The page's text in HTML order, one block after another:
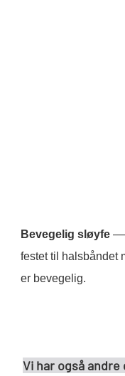
Bevegelig sløyfe
festet til halsbåndet
er bevegelig.
Vi har også